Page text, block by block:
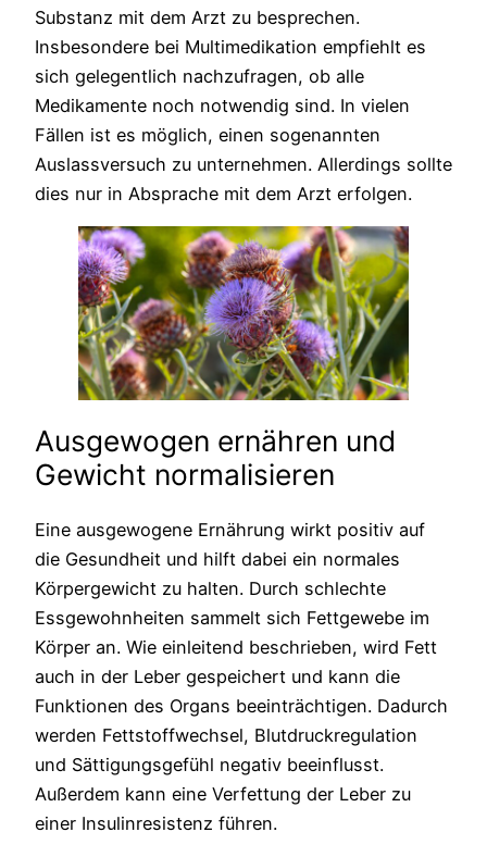
Substanz mit dem Arzt zu besprechen.
Insbesondere bei Multimedikation empfiehlt es
sich gelegentlich nachzufragen, ob alle
Medikamente noch notwendig sind. In vielen
Fällen ist es möglich, einen sogenannten
Auslassversuch zu unternehmen. Allerdings sollte
dies nur in Absprache mit dem Arzt erfolgen.
Ausgewogen ernähren und
Gewicht normalisieren
Eine ausgewogene Ernährung wirkt positiv auf
die Gesundheit und hilft dabei ein normales
Körpergewicht zu halten. Durch schlechte
Essgewohnheiten sammelt sich Fettgewebe im
Körper an. Wie einleitend beschrieben, wird Fett
auch in der Leber gespeichert und kann die
Funktionen des Organs beeinträchtigen. Dadurch
werden Fettstoffwechsel, Blutdruckregulation
und Sättigungsgefühl negativ beeinflusst.
Außerdem kann eine Verfettung der Leber zu
einer Insulinresistenz führen.